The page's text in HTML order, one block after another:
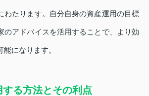
わたります。自分自身の資産運用の目標
のアドバイスを活用することで、より効
になります。
る方法とその利点